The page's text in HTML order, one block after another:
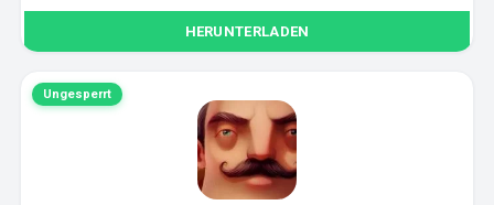
HERUNTERLADEN
Ungesperrt